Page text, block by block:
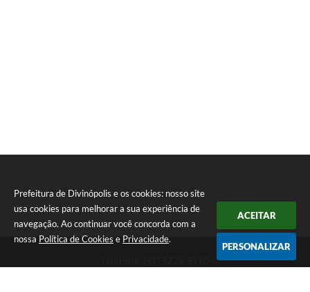
Prefeitura de Divinópolis e os cookies: nosso site
usa cookies para melhorar a sua experiência de
navegação. Ao continuar você concorda com a
nossa Política de Cookies e Privacidade.
ACEITAR
PERSONALIZAR